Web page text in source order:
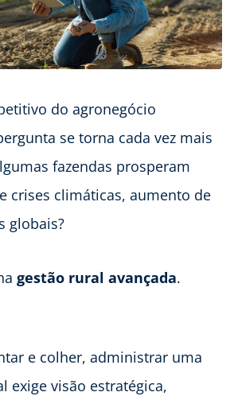
do agronegócio
se torna cada vez mais
fazendas prosperam
crises climáticas, aumento de
globais?
gestão rural avançada.
e colher, administrar uma
exige visão estratégica,